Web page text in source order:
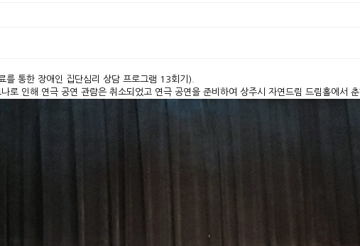
를 통한 장애인 집단심리 상담 프로그램 13회기).
로 인해 연극 공연 관람은 취소되었고 연극 공연을 준비하여 상주시 자연드림 드림홀에서